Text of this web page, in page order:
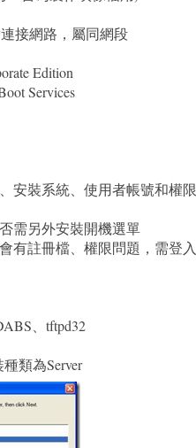
連接網路，屬同網段
Edition
Services
安裝系統、使用者帳號和權
需另外安裝開機選單
有註冊檔、權限問題，需登
、tftpd32
類為Server